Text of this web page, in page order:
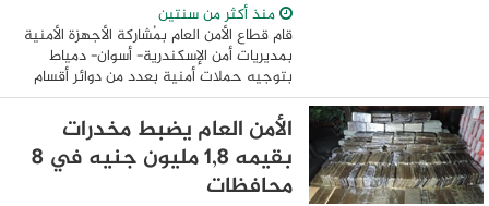
منذ أكثر من سنتين
قام قطاع الأمن العام بمُشاركة الأجهزة الأمنية
بمديريات أمن الإسكندرية- أسوان- دمياط
بتوجيه حملات أمنية بعدد من دوائر أقسام
ومراكز الشرطة ، لإستهداف وضبط حائزى
ومتجرى المواد المخدرة والأسلحة النارية ...
الأمن العام يضبط مخدرات
بقيمه 1,8 مليون جنيه في 8
محافظات